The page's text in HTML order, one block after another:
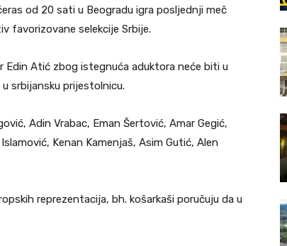
od 20 sati u Beogradu igra posljednji meč
favorizovane selekcije Srbije.
Edin Atić zbog istegnuća aduktora neće biti u
srbijansku prijestolnicu.
Adin Vrabac, Eman Šertović, Amar Gegić,
Kenan Kamenjaš, Asim Gutić, Alen
reprezentacija, bh. košarkaši poručuju da u